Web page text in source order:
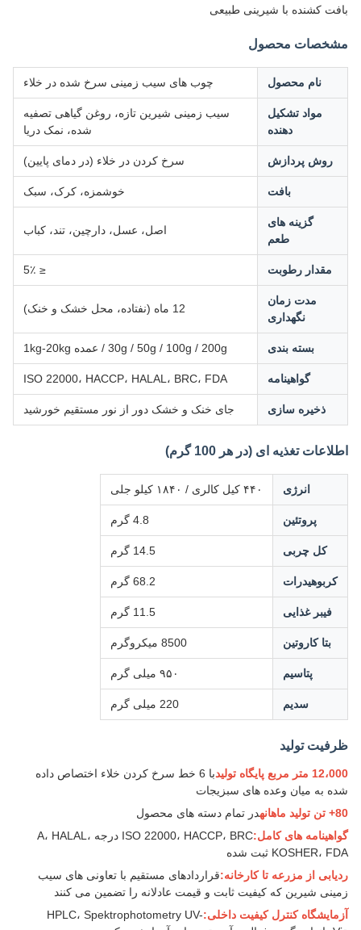
بافت کشنده با شیرینی طبیعی
مشخصات محصول
نام محصول چوب های سیب زمینی سرخ شده در خلاء
مواد تشکیل
دهنده
سیب زمینی شیرین تازه، روغن گیاهی تصفیه
شده، نمک دریا
روش پردازش سرخ کردن در خلاء (در دمای پایین)
بافت خوشمزه، کرک، سبک
گزینه های
طعم
اصل، عسل، دارچین، تند، کباب
مقدار رطوبت ≤ 5٪
مدت زمان
نگهداری
12 ماه (نفتاده، محل خشک و خنک)
بسته بندی 30g / 50g / 100g / 200g / عمده 1kg-20kg
گواهینامه ISO 22000، HACCP، HALAL، BRC، FDA
ذخیره سازی جای خنک و خشک دور از نور مستقیم خورشید
اطلاعات تغذیه ای (در هر 100 گرم)
انرژی ۴۴۰ کیل کالری / ۱۸۴۰ کیلو جلی
پروتئین 4.8 گرم
کل چربی 14.5 گرم
کربوهیدرات 68.2 گرم
فیبر غذایی 11.5 گرم
بتا کاروتین 8500 میکروگرم
پتاسیم ۹۵۰ میلی گرم
سدیم 220 میلی گرم
ظرفیت تولید
12،000 متر مربع پایگاه تولید
با 6 خط سرخ کردن خلاء اختصاص داده
شده به میان وعده های سبزیجات
80+ تن تولید ماهانه
در تمام دسته های محصول
گواهینامه های کامل:
ISO 22000، HACCP، BRC درجه A، HALAL،
KOSHER، FDA ثبت شده
ردیابی از مزرعه تا کارخانه:قراردادهای مستقیم با تعاونی های سیب
زمینی شیرین که کیفیت ثابت و قیمت عادلانه را تضمین می کنند
آزمایشگاه کنترل کیفیت داخلی:HPLC، Spektrophotometry UV-